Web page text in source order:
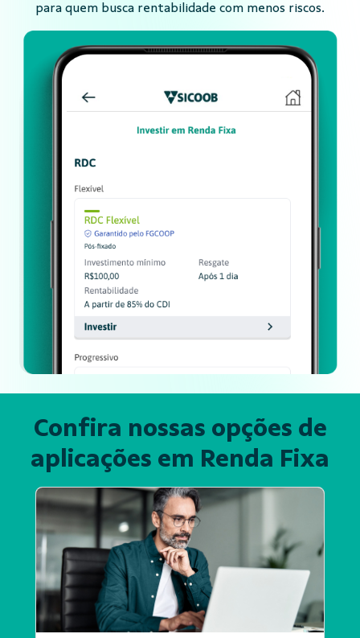
para quem busca rentabilidade com menos riscos.
Confira nossas opções de
aplicações em Renda Fixa